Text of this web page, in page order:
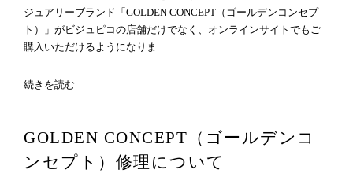
ジュアリーブランド「GOLDEN CONCEPT（ゴールデンコンセプ
ト）」がビジュピコの店舗だけでなく、オンラインサイトでもご
購入いただけるようになりま...
続きを読む
GOLDEN CONCEPT（ゴールデンコ
ンセプト）修理について